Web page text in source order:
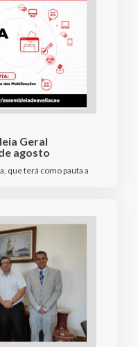
Geral
agosto
que terá como pauta a